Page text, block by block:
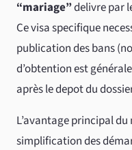
“mariage”delivre par
Ce visa specifique
publication des bans
d’obtention est
après le depot du
L’avantage principal
simplification des